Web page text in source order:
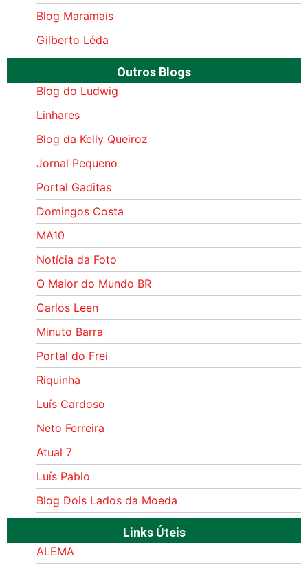
Blog Maramais
Gilberto Léda
Outros Blogs
Blog do Ludwig
Linhares
Blog da Kelly Queiroz
Jornal Pequeno
Portal Gaditas
Domingos Costa
MA10
Notícia da Foto
O Maior do Mundo BR
Carlos Leen
Minuto Barra
Portal do Frei
Riquinha
Luís Cardoso
Neto Ferreira
Atual 7
Luís Pablo
Blog Dois Lados da Moeda
Links Úteis
ALEMA